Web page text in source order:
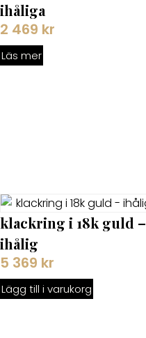
ihåliga
2 469 kr
Läs mer
klackring i 18k guld –
ihålig
5 369 kr
Lägg till i varukorg